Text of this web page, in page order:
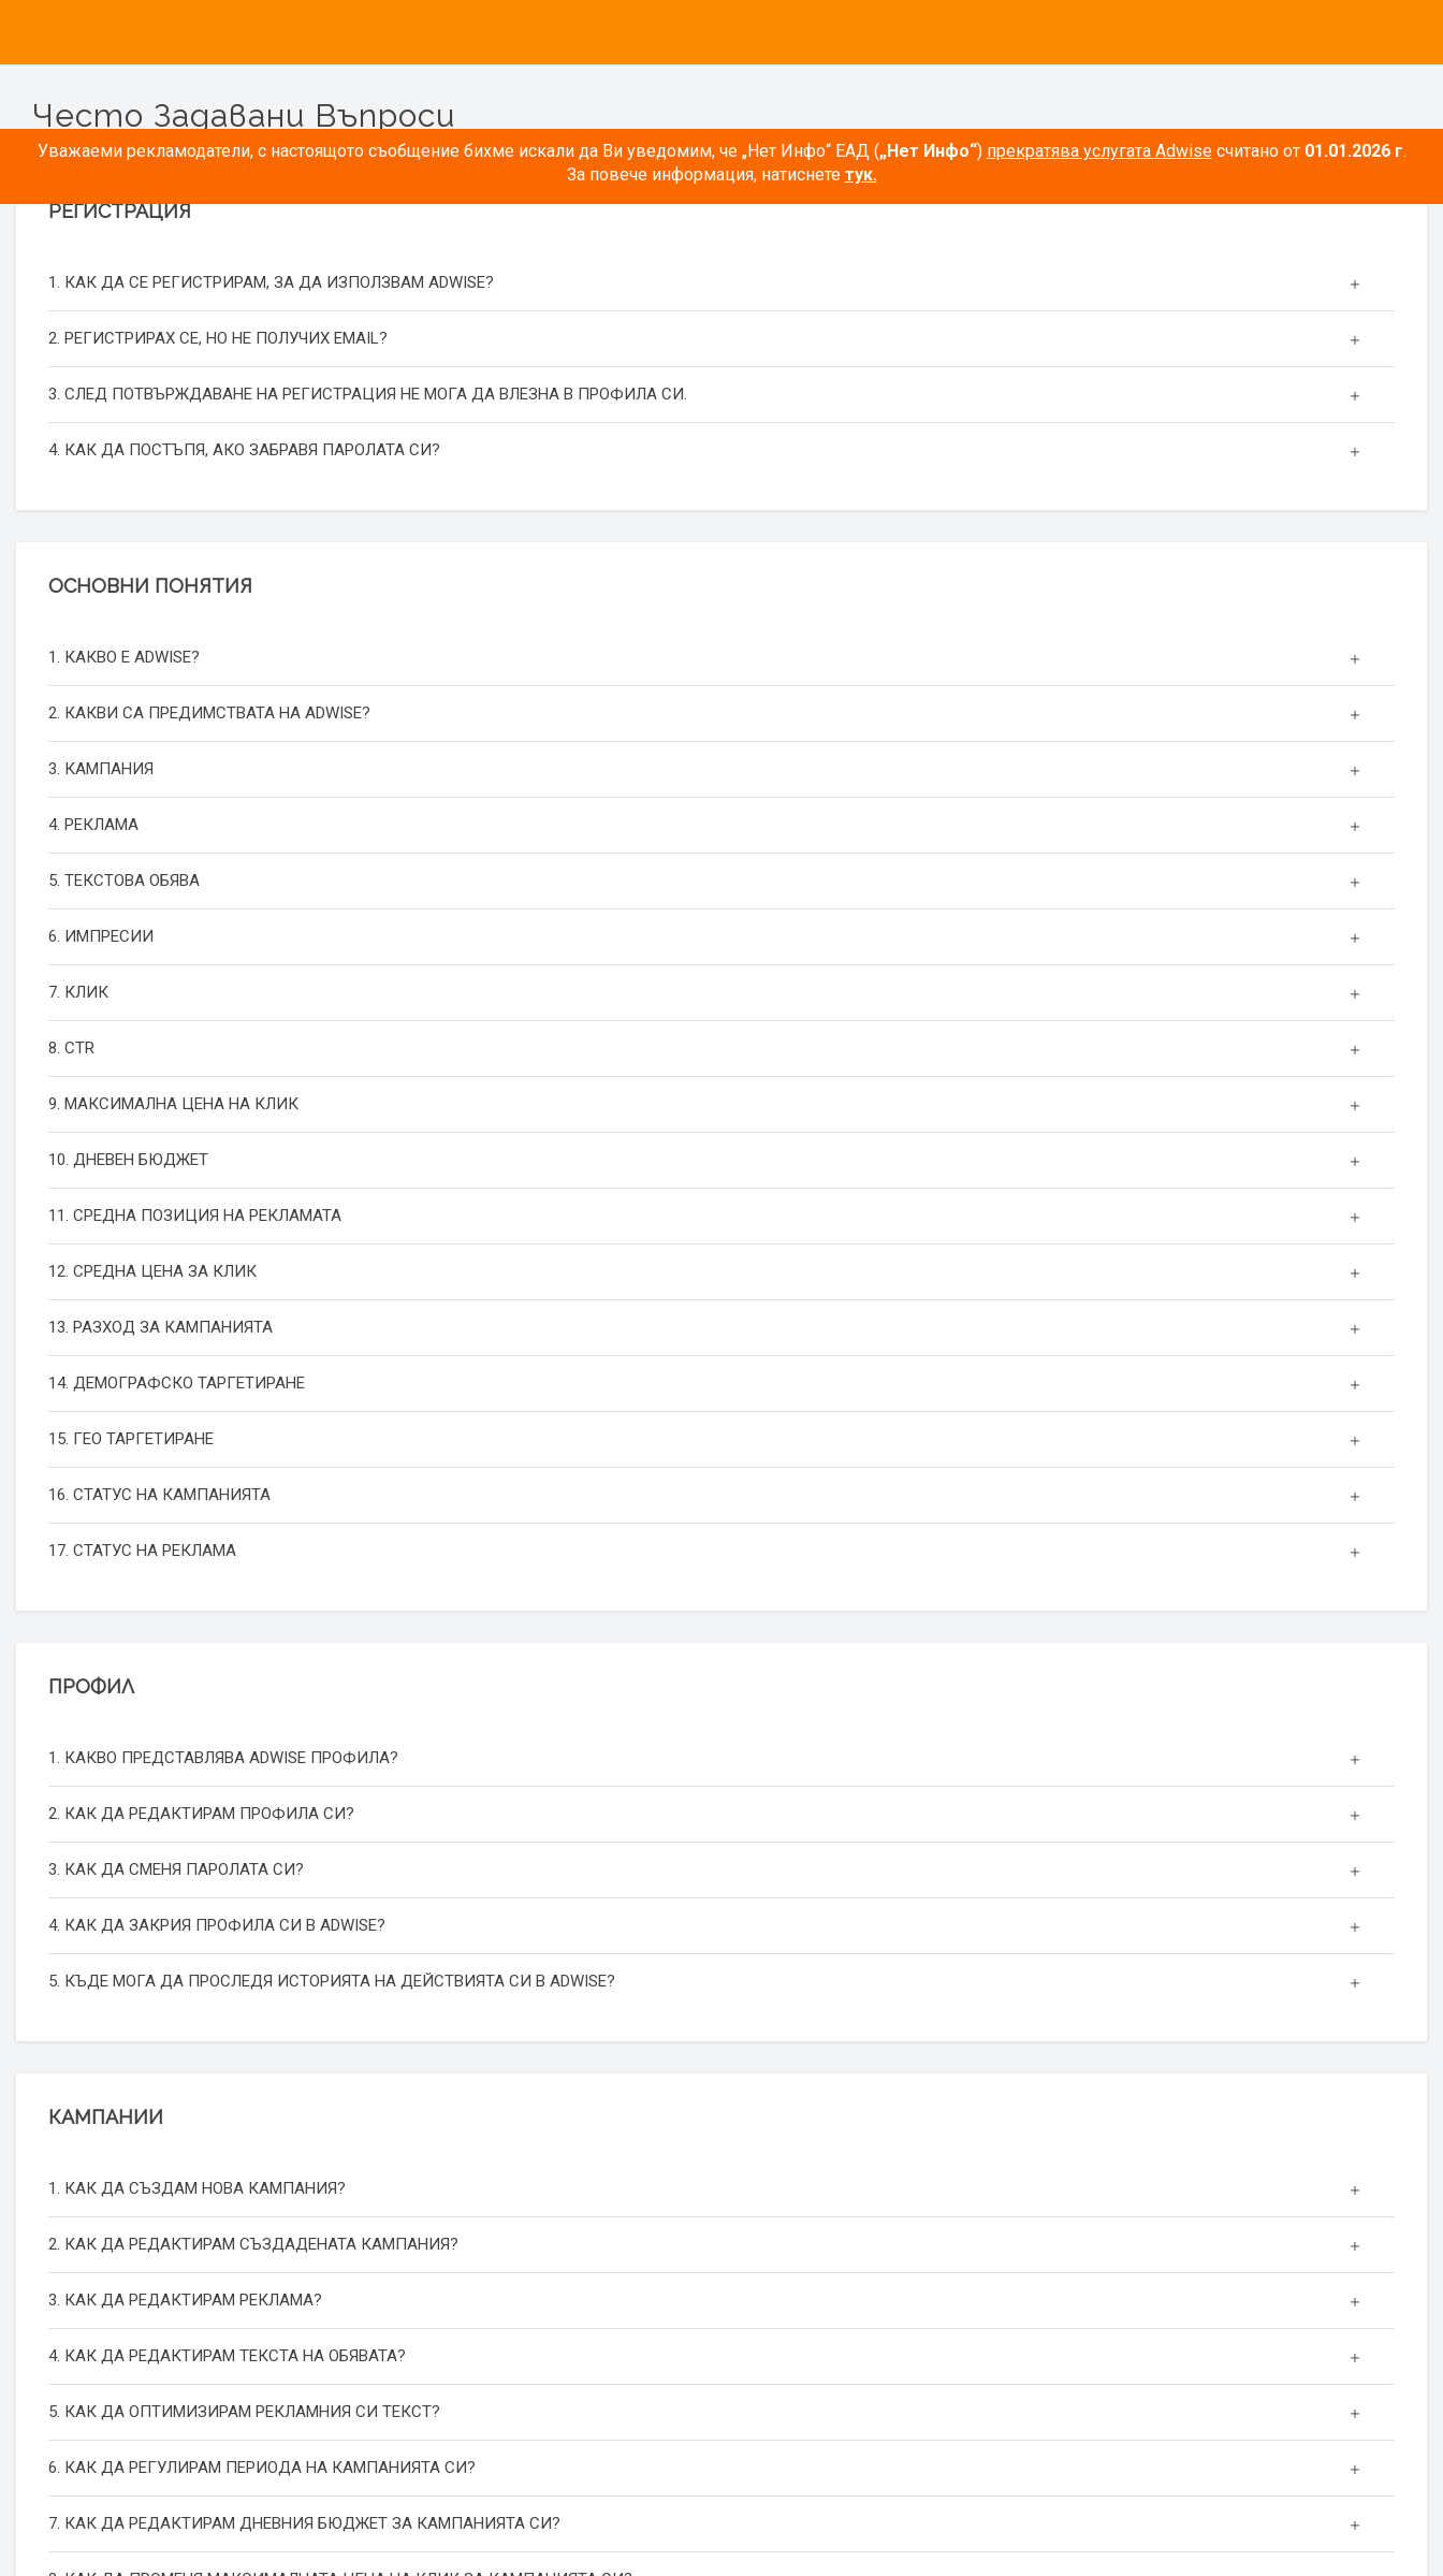
Уважаеми рекламодатели, с настоящото съобщение бихме искали да Ви уведомим, че „Нет Инфо“ ЕАД („Нет Инфо“) прекратява услугата Adwiseсчитано от 01.01.2026 г.
За повече информация, натиснете тук.
Често Задавани Въпроси
РЕГИСТРАЦИЯ
1. КАК ДА СЕ РЕГИСТРИРАМ, ЗА ДА ИЗПОЛЗВАМ ADWISE?
2. РЕГИСТРИРАХ СЕ, НО НЕ ПОЛУЧИХ EMAIL?
3. СЛЕД ПОТВЪРЖДАВАНЕ НА РЕГИСТРАЦИЯ НЕ МОГА ДА ВЛЕЗНА В ПРОФИЛА СИ.
4. КАК ДА ПОСТЪПЯ, АКО ЗАБРАВЯ ПАРОЛАТА СИ?
ОСНОВНИ ПОНЯТИЯ
1. КАКВО Е ADWISE?
2. КАКВИ СА ПРЕДИМСТВАТА НА ADWISE?
3. КАМПАНИЯ
4. РЕКЛАМА
5. ТЕКСТОВА ОБЯВА
6. ИМПРЕСИИ
7. КЛИК
8. CTR
9. МАКСИМАЛНА ЦЕНА НА КЛИК
10. ДНЕВЕН БЮДЖЕТ
11. СРЕДНА ПОЗИЦИЯ НА РЕКЛАМАТА
12. СРЕДНА ЦЕНА ЗА КЛИК
13. РАЗХОД ЗА КАМПАНИЯТА
14. ДЕМОГРАФСКО ТАРГЕТИРАНЕ
15. ГЕО ТАРГЕТИРАНЕ
16. СТАТУС НА КАМПАНИЯТА
17. СТАТУС НА РЕКЛАМА
ПРОФИЛ
1. КАКВО ПРЕДСТАВЛЯВА ADWISE ПРОФИЛА?
2. КАК ДА РЕДАКТИРАМ ПРОФИЛА СИ?
3. КАК ДА СМЕНЯ ПАРОЛАТА СИ?
4. КАК ДА ЗАКРИЯ ПРОФИЛА СИ В ADWISE?
5. КЪДЕ МОГА ДА ПРОСЛЕДЯ ИСТОРИЯТА НА ДЕЙСТВИЯТА СИ В ADWISE?
КАМПАНИИ
1. КАК ДА СЪЗДАМ НОВА КАМПАНИЯ?
2. КАК ДА РЕДАКТИРАМ СЪЗДАДЕНАТА КАМПАНИЯ?
3. КАК ДА РЕДАКТИРАМ РЕКЛАМА?
4. КАК ДА РЕДАКТИРАМ ТЕКСТА НА ОБЯВАТА?
5. КАК ДА ОПТИМИЗИРАМ РЕКЛАМНИЯ СИ ТЕКСТ?
6. КАК ДА РЕГУЛИРАМ ПЕРИОДА НА КАМПАНИЯТА СИ?
7. КАК ДА РЕДАКТИРАМ ДНЕВНИЯ БЮДЖЕТ ЗА КАМПАНИЯТА СИ?